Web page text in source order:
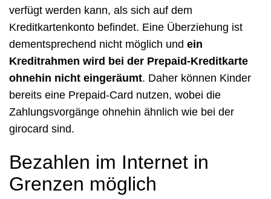
verfügt werden kann, als sich auf dem
Kreditkartenkonto befindet. Eine Überziehung ist
dementsprechend nicht möglich und ein
Kreditrahmen wird bei der Prepaid-Kreditkarte
ohnehin nicht eingeräumt. Daher können Kinder
bereits eine Prepaid-Card nutzen, wobei die
Zahlungsvorgänge ohnehin ähnlich wie bei der
girocard sind.
Bezahlen im Internet in
Grenzen möglich